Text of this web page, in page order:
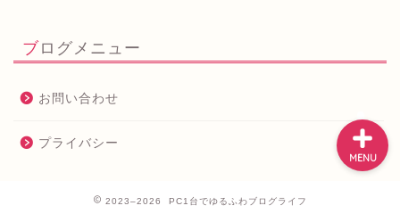
ブログメニュー
お問い合わせ
プライバシー
2023–2026 PC1台でゆるふわブログライフ
MENU